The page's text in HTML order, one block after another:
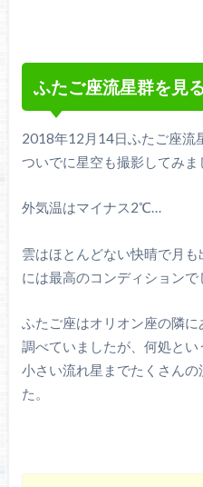
ふたご座流星群を見
2018年12月14日ふたご座流
ついでに星空も撮影してみま
外気温はマイナス2℃…
雲はほとんどない快晴で月
には最高のコンディションで
ふたご座はオリオン座の隣
調べていましたが、何処と
小さい流れ星までたくさん
た。